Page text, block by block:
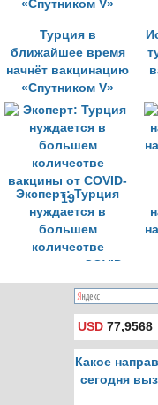
Турция в
ближайшее время
начнёт вакцинацию
«Спутником V»
Эксперт: Турция
нуждается в
большем
количестве
вакцины от COVID-
19
USD 77,9568
Какое
сегодня